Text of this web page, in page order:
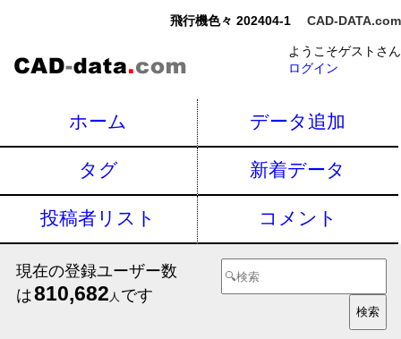
飛行機色々 202404-1 CAD-DATA.com
ようこそゲストさん
ログイン
ホーム データ追加
タグ 新着データ
投稿者リスト コメント
現在の登録ユーザー数
は810,682 人 です